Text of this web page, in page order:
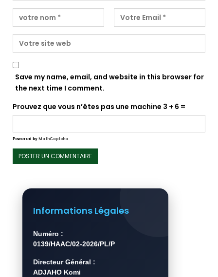
Save my name, email, and website in this browser for
the next time I comment.
Prouvez que vous n’êtes pas une machine 3 + 6 =
Powered byMathCaptcha
Informations Légales
Numéro :
0139/HAAC/02-2026/PL/P
Directeur Général :
ADJAHO Komi